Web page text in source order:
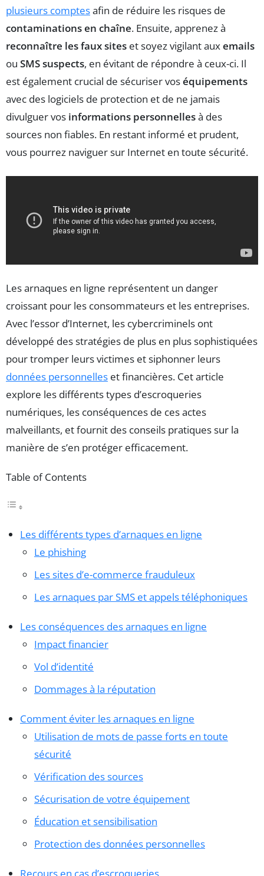
plusieurs comptesafin de réduire les risques de
contaminations en chaîne. Ensuite, apprenez à
reconnaître les faux sites et soyez vigilant auxemails
ou SMS suspects, en évitant de répondre à ceux-ci. Il
est également crucial de sécuriser voséquipements
avec des logiciels de protection et de ne jamais
divulguer vos informations personnellesà des
sources non fiables. En restant informé et prudent,
vous pourrez naviguer sur Internet en toute sécurité.
Les arnaques en ligne représentent un danger
croissant pour les consommateurs et les entreprises.
Avec l’essor d’Internet, les cybercriminels ont
développé des stratégies de plus en plus sophistiquées
pour tromper leurs victimes et siphonner leurs
données personnelles et financières. Cet article
explore les différents types d’escroqueries
numériques, les conséquences de ces actes
malveillants, et fournit des conseils pratiques sur la
manière de s’en protéger efficacement.
Table of Contents
Les différents types d’arnaques en ligne
Le phishing
Les sites d’e-commerce frauduleux
Les arnaques par SMS et appels téléphoniques
Les conséquences des arnaques en ligne
Impact financier
Vol d’identité
Dommages à la réputation
Comment éviter les arnaques en ligne
Utilisation de mots de passe forts en toute
sécurité
Vérification des sources
Sécurisation de votre équipement
Éducation et sensibilisation
Protection des données personnelles
Recours en cas d’escroqueries